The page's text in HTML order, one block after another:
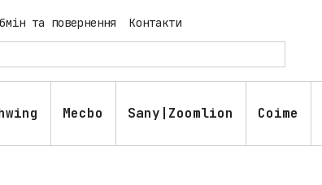
та повернення
Контакти
Блог
Mecbo Sany|Zoomlion Coime